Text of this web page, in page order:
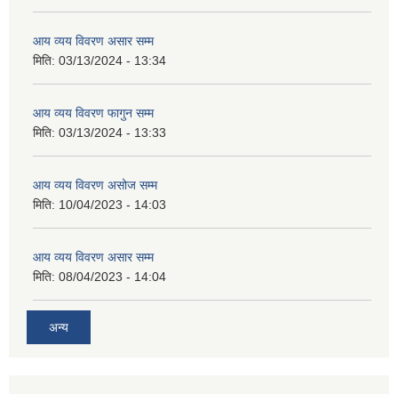
आय व्यय विवरण असार सम्म
मिति: 03/13/2024 - 13:34
आय व्यय विवरण फागुन सम्म
मिति: 03/13/2024 - 13:33
आय व्यय विवरण असोज सम्म
मिति: 10/04/2023 - 14:03
आय व्यय विवरण असार सम्म
मिति: 08/04/2023 - 14:04
अन्य